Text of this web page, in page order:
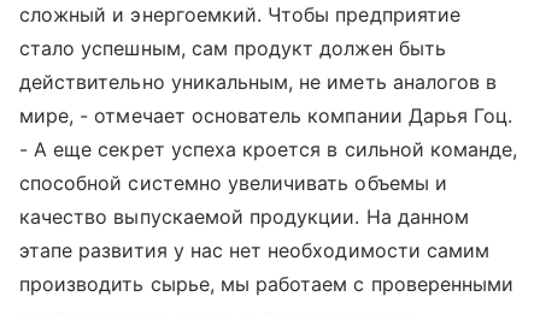
сложный и энергоемкий. Чтобы предприятие
стало успешным, сам продукт должен быть
действительно уникальным, не иметь аналогов в
мире, - отмечает основатель компании Дарья Гоц.
- А еще секрет успеха кроется в сильной команде,
способной системно увеличивать объемы и
качество выпускаемой продукции. На данном
этапе развития у нас нет необходимости самим
производить сырье, мы работаем с проверенными